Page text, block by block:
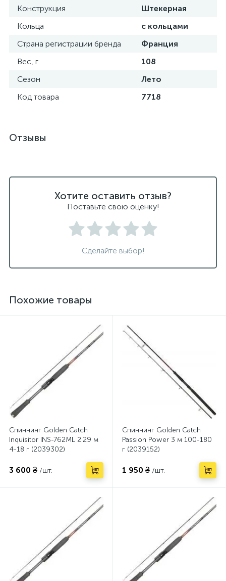
Конструкция
Штекерная
Кольца
с кольцами
Страна регистрации бренда
Франция
Вес, г
108
Сезон
Лето
Код товара
7718
Отзывы
Хотите оставить отзыв?
Поставьте свою оценку!
Сделайте выбор!
Похожие товары
Спиннинг Golden Catch
Inquisitor INS-762ML 2.29 м
4-18 г (2039302)
3 600 ₴ /шт.
Спиннинг Golden Catch
Passion Power 3 м 100-180
г (2039152)
1 950 ₴ /шт.